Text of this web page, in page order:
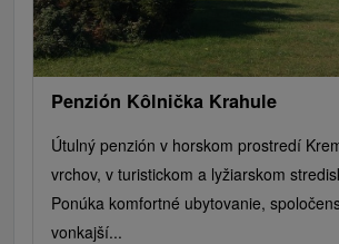
Penzión Kôlnička Krahule
Útulný penzión v horskom prostredí
vrchov, v turistickom a lyžiarskom
Ponúka komfortné ubytovanie,
vonkajší...